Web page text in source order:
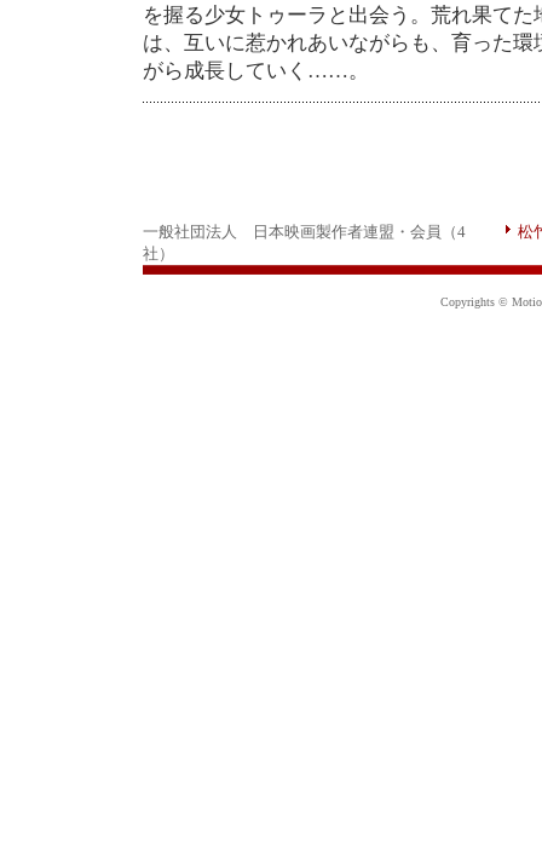
を握る少女トゥーラと出会う。荒れ果て
は、互いに惹かれあいながらも、育った
がら成長していく……。
一般社団法人 日本映画製作者連盟・会員（4
社）
松
Copyrights ©